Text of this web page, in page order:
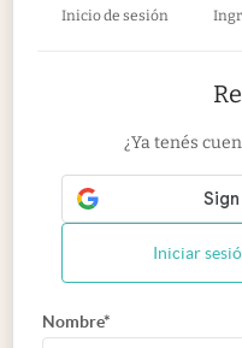
Inicio de sesión
¿Ya tenés
Iniciar
Nombre*